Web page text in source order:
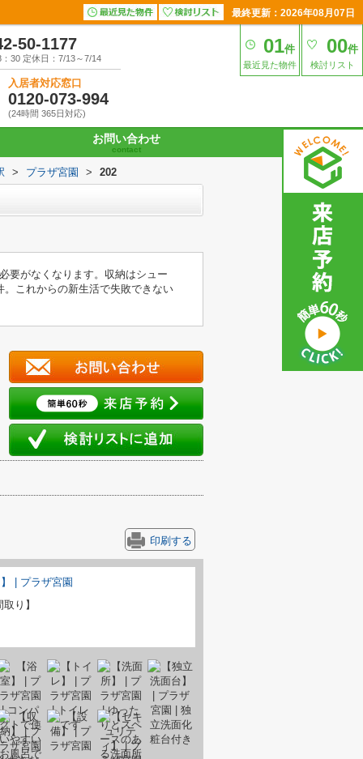
最終更新：2026年08月07日
50-1177
30 定休日：7/13～7/14
入居者対応窓口
0120-073-994
(24時間 365日対応)
01件
最近見た物件
00件
検討リスト
お問い合わせ
contact
> プラザ宮園 > 202
要がなくなります。収納はシュー
これからの新生活で失敗できない
印刷する
り】